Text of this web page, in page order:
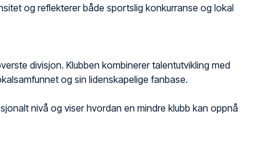
og reflekterer både sportslig konkurranse og lokal
divisjon. Klubben kombinerer talentutvikling med
og sin lidenskapelige fanbase.
nivå og viser hvordan en mindre klubb kan oppnå